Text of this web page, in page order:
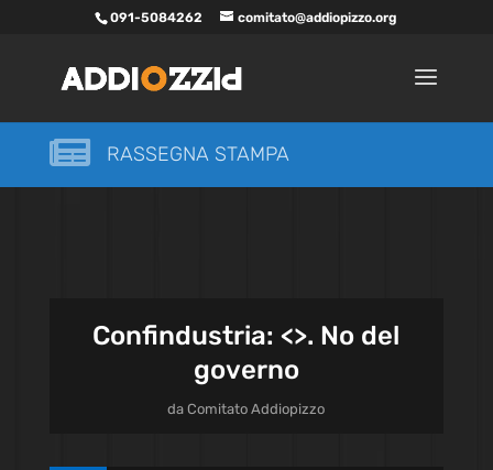
091-5084262 comitato@addiopizzo.org
 RASSEGNA STAMPA
Confindustria: <>. No del
governo
daComitato Addiopizzo